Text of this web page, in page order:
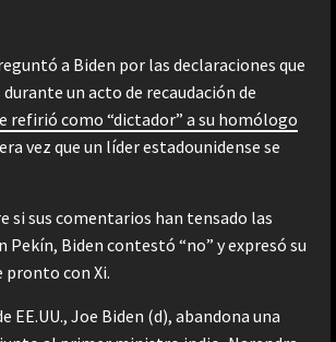
a Biden por las declaraciones que
un acto de recaudación de
refirió como “dictador” a su homólogo
vez que un líder estadounidense se
si sus comentarios han tensado las
Pekín, Biden contestó “no” y expresó su
pronto con Xi.